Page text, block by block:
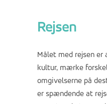
Rejsen
Målet med rejsen er
kultur, mærke
omgivelserne på
er spændende at